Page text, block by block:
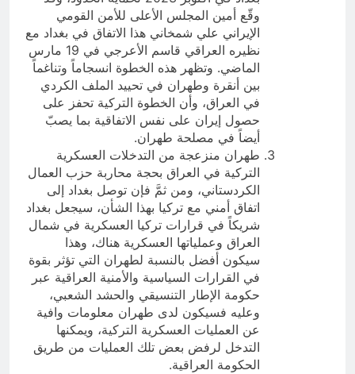
وقّع أمين المجلس الأعلى للأمن القومي
الإيراني علي شمخاني هذا الاتفاق في بغداد مع
نظيره العراقي قاسم الأعرجي في 19 مارس
الماضي. وتظهر هذه الخطوة انسجاماً وتناغماً
بين أنقرة وطهران في تحييد الملف الكردي
في العراق، وأن الخطوة التركية تحفز على
حصول إيران على نفس الاتفاقية بما يصبّ
أيضاً في مصلحة طهران.
طهران منزعجة من التدخلات العسكرية
التركية في العراق بحجة محاربة حزب العمال
الكردستاني، ومن ثمَّ فإن توصل بغداد إلى
اتفاق أمني مع تركيا بهذا الشأن، سيجعل بغداد
شريكاً في قرارات تركيا العسكرية في شمال
العراق وعملياتها العسكرية هناك، وهذا
سيكون أفضل بالنسبة لطهران التي تؤثر بقوة
في القرارات السياسية والأمنية العراقية عبر
حكومة الإطار التنسيقي والحشد الشعبي،
وعليه فسيكون لدى طهران معلومات وافية
عن العمليات العسكرية التركية، ويمكنها
التدخل لرفض بعض تلك العمليات من طريق
الحكومة العراقية.